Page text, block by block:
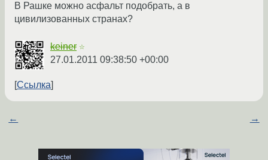
В Рашке можно асфальт подобрать, а в
цивилизованных странах?
keiner ☆
27.01.2011 09:38:50 +00:00
Ссылка
← →